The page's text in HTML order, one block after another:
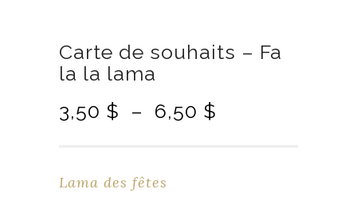
Carte de souhaits – Fa
la la lama
3,50 $ – 6,50 $
Lama des fêtes